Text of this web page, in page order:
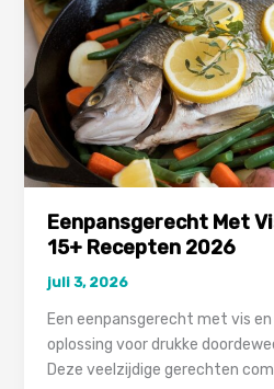
Snelle
Recepten
Eenpansgerecht Met
15+ Recepten 2026
juli 3, 2026
Een eenpansgerecht met vis
oplossing voor drukke
Deze veelzijdige gerechten